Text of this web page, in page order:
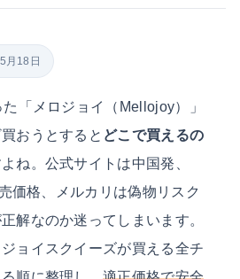
月18日
「メロジョイ（Mellojoy）」
おうとすると どこで買えるの
ね。公式サイトは中国発、
価格、メルカリは偽物リスク
なのか迷ってしまいます。
ョイスクイーズが買える全チ